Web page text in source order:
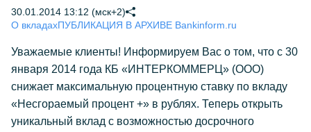
30.01.2014 13:12 (мск+2)
О вкладахПУБЛИКАЦИЯ В АРХИВЕ Bankinform.ru
Уважаемые клиенты! Информируем Вас о том, что с 30
января 2014 года КБ «ИНТЕРКОММЕРЦ» (ООО)
снижает максимальную процентную ставку по вкладу
«Несгораемый процент +» в рублях. Теперь открыть
уникальный вклад с возможностью досрочного